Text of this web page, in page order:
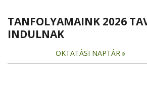
TANFOLYAMAINK 2026
INDULNAK
OKTATÁSI NAPTÁR